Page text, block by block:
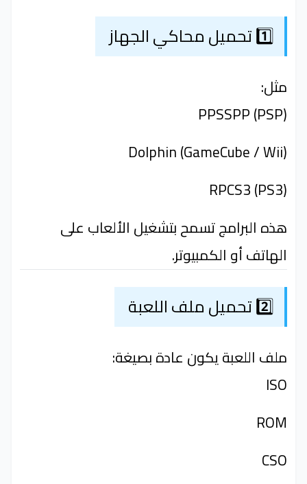
1️⃣ تحميل محاكي الجهاز
مثل:
PPSSPP (PSP)
Dolphin (GameCube / Wii)
RPCS3 (PS3)
هذه البرامج تسمح بتشغيل الألعاب على
الهاتف أو الكمبيوتر.
2️⃣ تحميل ملف اللعبة
ملف اللعبة يكون عادة بصيغة:
ISO
ROM
CSO